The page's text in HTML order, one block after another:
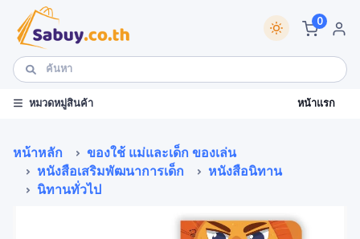
0
หมวดหมู่สินค้า หน้าแรก
หน้าหลัก
ของใช้ แม่และเด็ก ของเล่น
หนังสือเสริมพัฒนาการเด็ก
หนังสือนิทาน
นิทานทั่วไป